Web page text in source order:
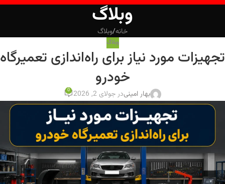
وبلاگ
خانه وبلاگ
وبلاگ
تجهیزات مورد نیاز برای راه‌اندازی تعمیرگاه
خودرو
بهار امینیدر جولای 2, 2026 0